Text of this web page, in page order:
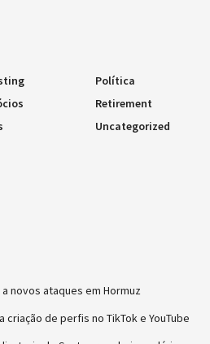
Política
Retirement
Uncategorized
novos ataques em Hormuz
criação de perfis no TikTok e YouTube